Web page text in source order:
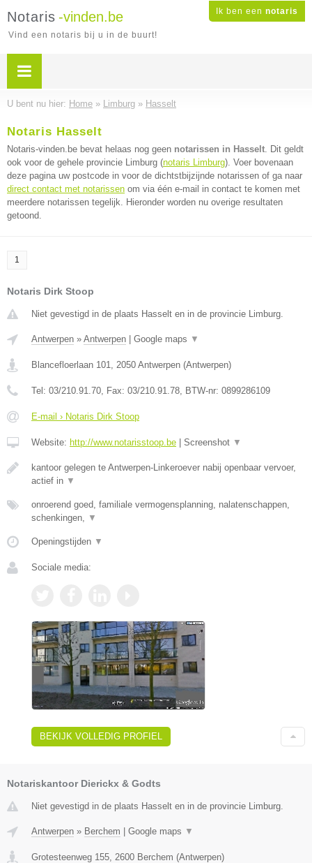
Ik ben een notaris
Notaris -vinden.be
Vind een notaris bij u in de buurt!
U bent nu hier: Home » Limburg » Hasselt
Notaris Hasselt
Notaris-vinden.be bevat helaas nog geen notarissen in Hasselt. Dit geldt
ook voor de gehele provincie Limburg (notaris Limburg). Voer bovenaan
deze pagina uw postcode in voor de dichtstbijzijnde notarissen of ga naar
direct contact met notarissen om via één e-mail in contact te komen met
meerdere notarissen tegelijk. Hieronder worden nu overige resultaten
getoond.
1
Notaris Dirk Stoop
Niet gevestigd in de plaats Hasselt en in de provincie Limburg.
Antwerpen » Antwerpen Google maps ▼
Blancefloerlaan 101, 2050 Antwerpen (Antwerpen)
Tel: 03/210.91.70, Fax: 03/210.91.78, BTW-nr: 0899286109
E-mail › Notaris Dirk Stoop
Website: http://www.notarisstoop.be Screenshot ▼
kantoor gelegen te Antwerpen-Linkeroever nabij openbaar vervoer,
actief in ▼
onroerend goed, familiale vermogensplanning, nalatenschappen,
schenkingen, ▼
Openingstijden ▼
Sociale media:
BEKIJK VOLLEDIG PROFIEL
Notariskantoor Dierickx & Godts
Niet gevestigd in de plaats Hasselt en in de provincie Limburg.
Antwerpen » Berchem Google maps ▼
Grotesteenweg 155 2600 Berchem (Antwerpen)